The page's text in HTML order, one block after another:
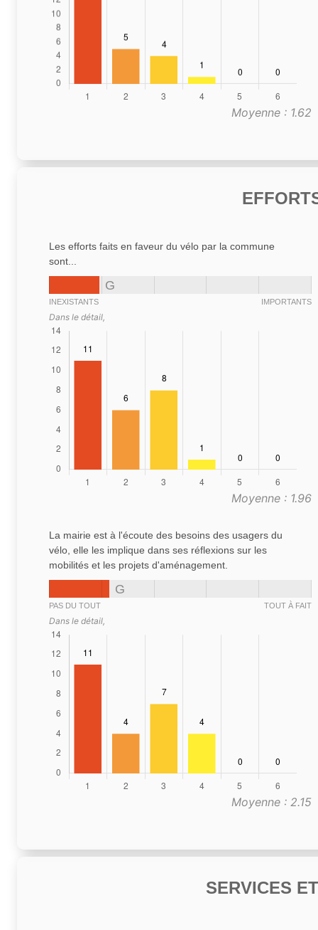
Moyenne : 1.62
Les efforts faits en faveur du vélo par la commune
sont...
G
INEXISTANTS IMPORTANTS
Dans le détail,
Moyenne : 1.96
La mairie est à l'écoute des besoins des usagers du
vélo, elle les implique dans ses réflexions sur les
mobilités et les projets d'aménagement.
G
PAS DU TOUT TOUT À FAIT
Dans le détail,
Moyenne : 2.15
SERVICES